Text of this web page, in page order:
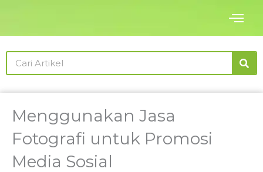
content
Search
Menggunakan Jasa
Fotografi untuk Promosi
Media Sosial